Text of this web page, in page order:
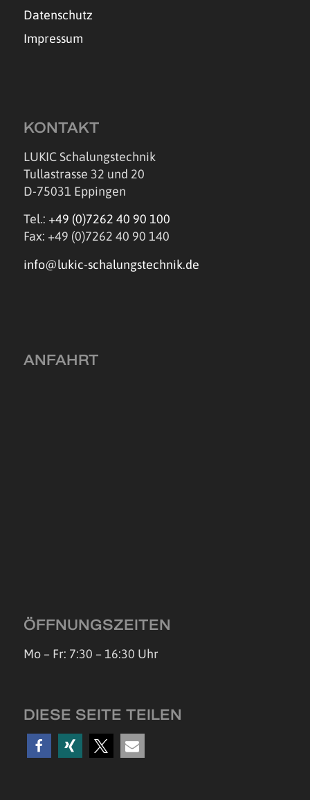
Datenschutz
Impressum
KONTAKT
LUKIC Schalungstechnik
Tullastrasse 32 und 20
D-75031 Eppingen
Tel.: +49 (0)7262 40 90 100
Fax: +49 (0)7262 40 90 140
info@lukic-schalungstechnik.de
ANFAHRT
ÖFFNUNGSZEITEN
Mo – Fr: 7:30 – 16:30 Uhr
DIESE SEITE TEILEN